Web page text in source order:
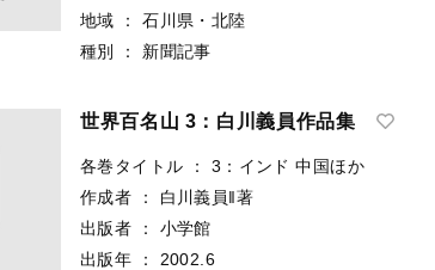
地域
：
石川県・北陸
種別
： 新聞記事
世界百名山 3：白川義員作品集
各巻タイトル ：
3：インド 中国ほか
作成者
：
白川義員‖著
出版者
：
小学館
出版年
：
2002.6